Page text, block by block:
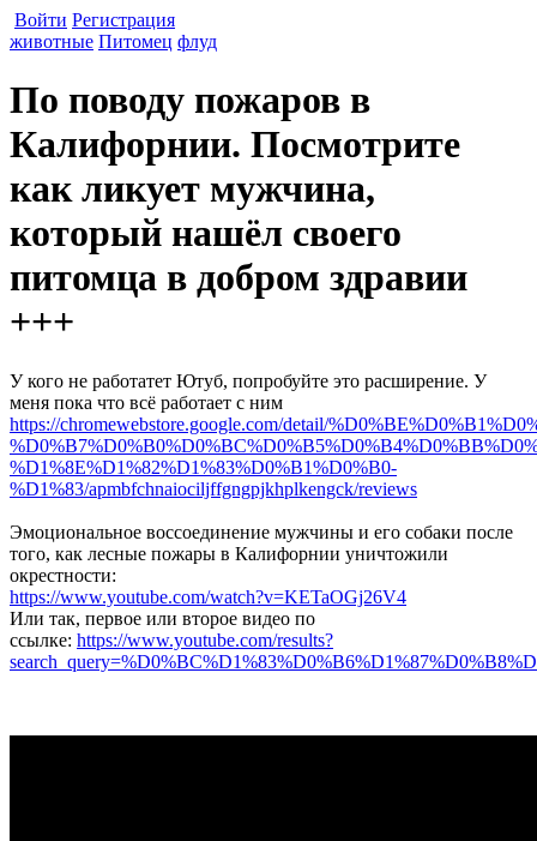
Войти Регистрация
животные Питомец флуд
По поводу пожаров в
Калифорнии. Посмотрите
как ликует мужчина,
который нашёл своего
питомца в добром здравии
+++
У кого не работатет Ютуб, попробуйте это расширение. У
меня пока что всё работает с ним
https://chromewebstore.google.com/detail/
%D1%8E%D1%82%D1%83%D0%B1%D0%B0-
%D1%83/apmbfchnaiociljffgngpjkhplkengck/reviews
Эмоциональное воссоединение мужчины и его собаки после
того, как лесные пожары в Калифорнии уничтожили
окрестности:
https://www.youtube.com/watch?v=KETaOGj26V4
Или так, первое или второе видео по
ссылке: https://www.youtube.com/results?